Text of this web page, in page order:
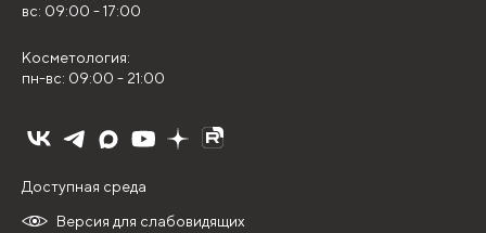
вс: 09:00 - 17:00
Косметология:
пн-вс: 09:00 - 21:00
Версия для слабовидящих
Доступная среда